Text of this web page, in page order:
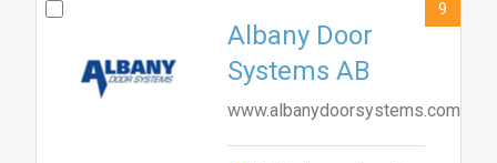
Albany Door
Systems AB
www.albanydoorsystems.com
9